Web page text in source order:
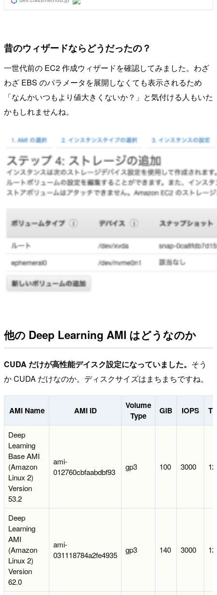
昔のウィザードならどうだったの？
一世代前の EC2 作成ウィザードを確認してみました。わざ
わざ EBS のパラメータを展開しなくても表示されるため
「なんかいつもより値大きくないか？」と気付ける人もいた
かもしれませんね。
他の Deep Learning AMI はどうなのか
CUDA だけが高性能デイスク設定になっていました。 そう
か CUDA だけなのか。ディスクサイズはまちまちですね。
AMI Name AMI ID
Volume
Type
GiB IOPS
Deep
Learning
Base AMI
(Amazon
Linux 2)
Version
53.2
ami-
012760cbfaabdbf93
gp3 100 3000
Deep
Learning
AMI
(Amazon
Linux 2)
Version
62.0
ami-
031118784a2fe4935
gp3 140 3000